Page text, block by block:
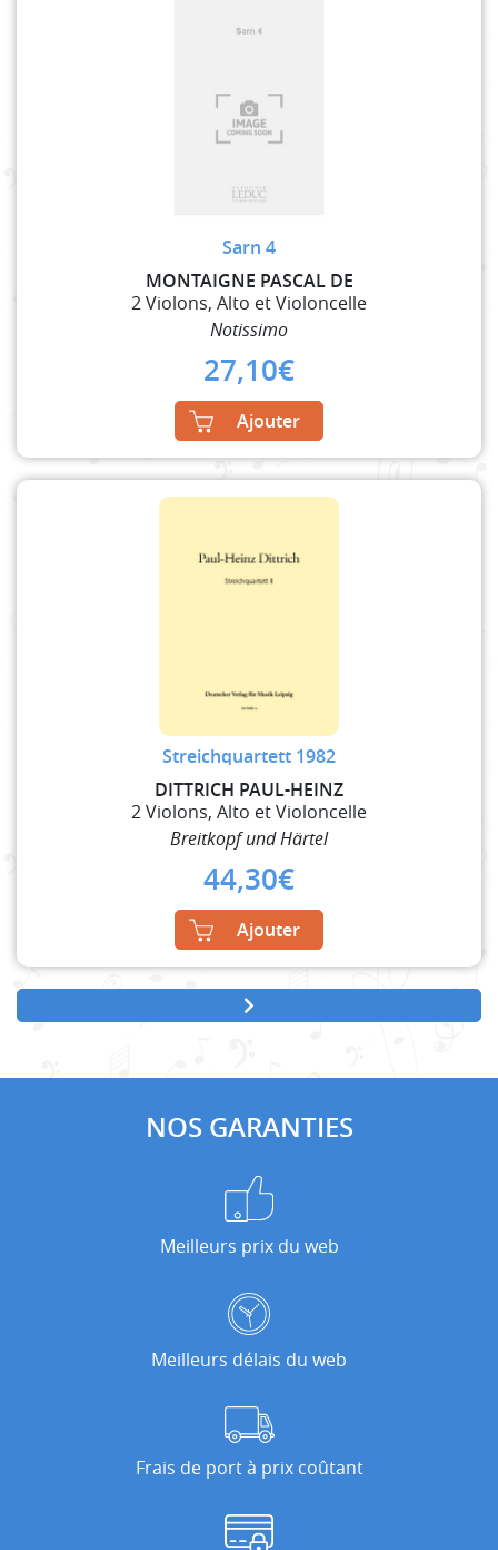
Sarn 4
MONTAIGNE PASCAL DE
2 Violons, Alto et Violoncelle
Notissimo
27,10€
Ajouter
Streichquartett 1982
DITTRICH PAUL-HEINZ
2 Violons, Alto et Violoncelle
Breitkopf und Härtel
44,30€
Ajouter
NOS GARANTIES
Meilleurs prix du web
Meilleurs délais du web
Frais de port à prix coûtant